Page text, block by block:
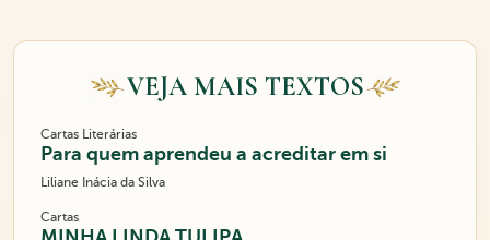
VEJA MAIS TEXTOS
Cartas Literárias
Para quem aprendeu a acreditar em si
Liliane Inácia da Silva
Cartas